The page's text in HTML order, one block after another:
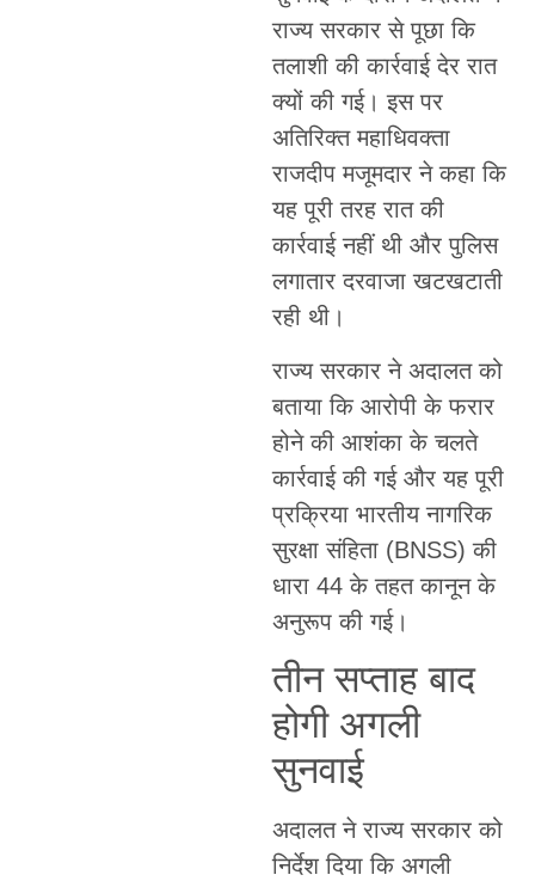
राज्य सरकार से पूछा कि
तलाशी की कार्रवाई देर रात
क्यों की गई। इस पर
अतिरिक्त महाधिवक्ता
राजदीप मजूमदार ने कहा कि
यह पूरी तरह रात की
कार्रवाई नहीं थी और पुलिस
लगातार दरवाजा खटखटाती
रही थी।
राज्य सरकार ने अदालत को
बताया कि आरोपी के फरार
होने की आशंका के चलते
कार्रवाई की गई और यह पूरी
प्रक्रिया भारतीय नागरिक
सुरक्षा संहिता (BNSS) की
धारा 44 के तहत कानून के
अनुरूप की गई।
तीन सप्ताह बाद
होगी अगली
सुनवाई
अदालत ने राज्य सरकार को
निर्देश दिया कि अगली